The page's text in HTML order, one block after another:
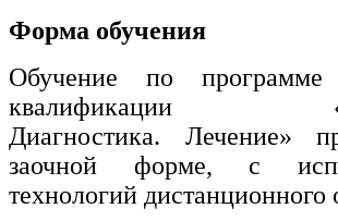
Форма обучения
Обучение по программе
квалификации
Диагностика. Лечение»
заочной форме, с
технологий дистанционного